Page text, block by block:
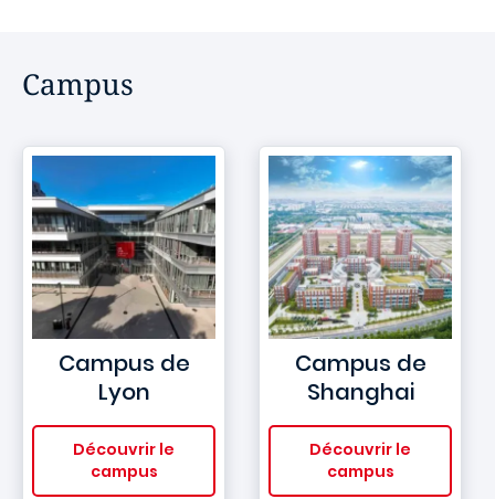
Campus
Campus de
Lyon
Découvrir le
campus
Campus de
Shanghai
Découvrir le
campus